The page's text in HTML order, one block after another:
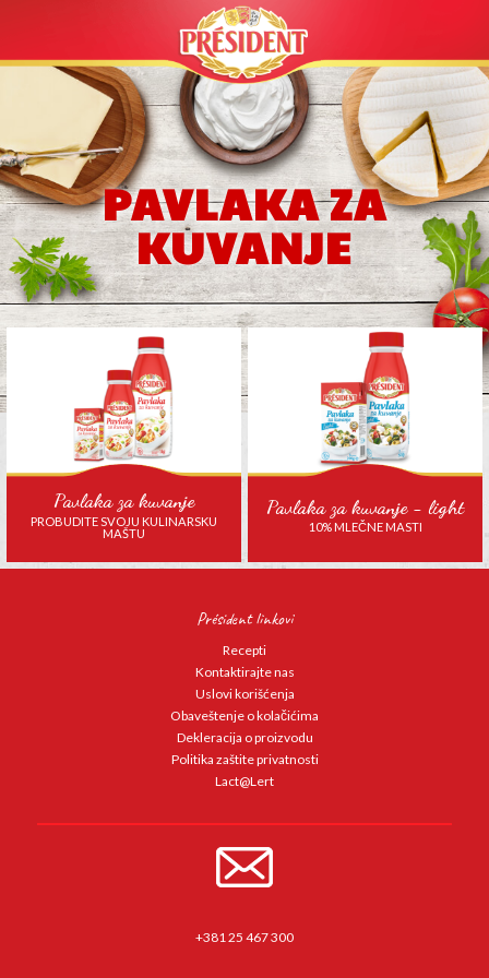
PAVLAKA ZA
KUVANJE
Pavlaka za kuvanje
PROBUDITE SVOJU KULINARSKU
MAŠTU
Pavlaka za kuvanje - light
10% MLEČNE MASTI
Président linkovi
Recepti
Kontaktirajte nas
Uslovi korišćenja
Obaveštenje o kolačićima
Dekleracija o proizvodu
Politika zaštite privatnosti
Lact@Lert
+381 25 467 300